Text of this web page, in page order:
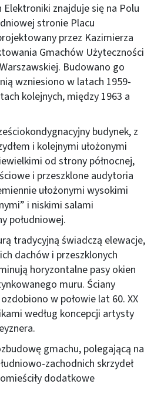
znajduje się na Polu
stronie Placu
przez Kazimierza
Gmachów Użyteczności
Budowano go
wzniesiono w latach 1959-
kolejnych, między 1963 a
budynek, z
i kolejnymi ułożonymi
od strony północnej,
i przeszklone audytoria
ułożonymi wysokimi
i niskimi salami
południowej.
tradycyjną świadczą elewacje,
dachów i przeszklonych
horyzontalne pasy okien
muru. Ściany
w połowie lat 60. XX
według koncepcji artysty
gmachu, polegającą na
zachodnich skrzydeł
dodatkowe